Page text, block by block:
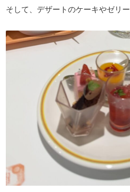
そして、デザートのケーキやゼリー